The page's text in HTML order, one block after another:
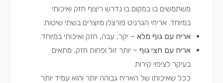
משתמשים בו במקום בו נדרש ריצוף חזק ואיכותי
במיוחד. אריחי הגרניט פורצלן מיוצרים בשתי שיטות:
אריח עם גוף מלא – יקר, עבה, חזק ואיכותי במיוחד.
אריח עם חצי גוף – יותר זול ופחות חזק, מתאים
בעיקר לציפוי קירות
ככל שאיכותו של האריח גבוהה יותר והוא עמיד יותר